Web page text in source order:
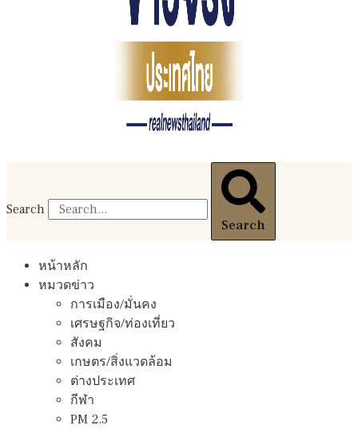
Search
Search
หน้าหลัก
หมวดข่าว
การเมือง/มั่นคง
เศรษฐกิจ/ท่องเที่ยว
สังคม
เกษตร/สิ่งแวดล้อม
ต่างประเทศ
กีฬา
PM 2.5